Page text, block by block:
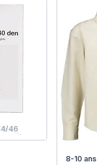
46
8-10 ans